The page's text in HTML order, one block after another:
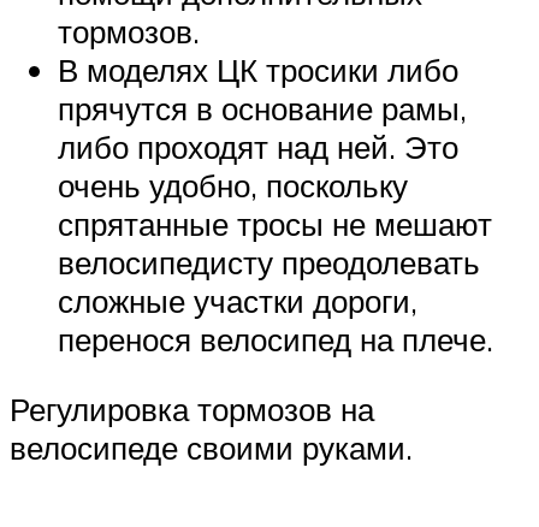
тормозов.
В моделях ЦК тросики либо
прячутся в основание рамы,
либо проходят над ней. Это
очень удобно, поскольку
спрятанные тросы не мешают
велосипедисту преодолевать
сложные участки дороги,
перенося велосипед на плече.
Регулировка тормозов на
велосипеде своими руками.